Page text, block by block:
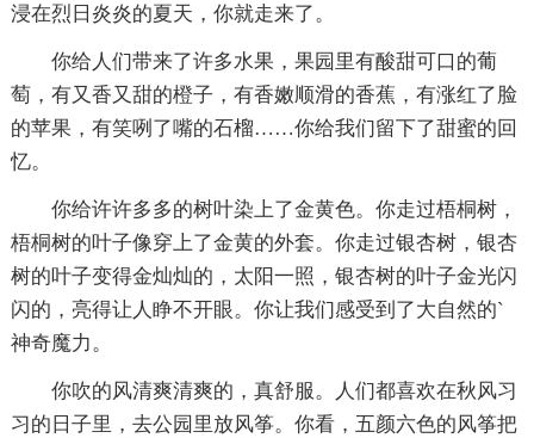
浸在烈日炎炎的夏天，你就走来了。
你给人们带来了许多水果，果园里有酸甜可口的葡
萄，有又香又甜的橙子，有香嫩顺滑的香蕉，有涨红了脸
的苹果，有笑咧了嘴的石榴……你给我们留下了甜蜜的回
忆。
你给许许多多的树叶染上了金黄色。你走过梧桐树，
梧桐树的叶子像穿上了金黄的外套。你走过银杏树，银杏
树的叶子变得金灿灿的，太阳一照，银杏树的叶子金光闪
闪的，亮得让人睁不开眼。你让我们感受到了大自然的`
神奇魔力。
你吹的风清爽清爽的，真舒服。人们都喜欢在秋风习
习的日子里，去公园里放风筝。你看，五颜六色的风筝把